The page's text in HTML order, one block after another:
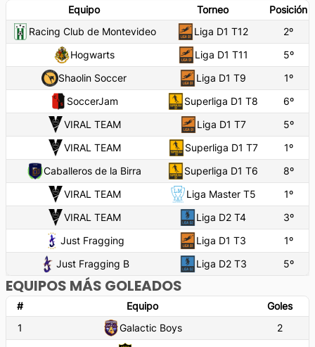
Equipo Torneo
Posición
Racing Club de Montevideo
Liga D1 T12 2º
Hogwarts
Liga D1 T11 5º
Shaolin Soccer
Liga D1 T9 1º
SoccerJam
Superliga D1 T8 6º
VIRAL TEAM
Liga D1 T7 5º
VIRAL TEAM
Superliga D1 T7 1º
Caballeros de la Birra
Superliga D1 T6 8º
VIRAL TEAM
Liga Master T5 1º
VIRAL TEAM
Liga D2 T4 3º
Just Fragging
Liga D1 T3 1º
Just Fragging B
Liga D2 T3 5º
EQUIPOS MÁS GOLEADOS
# Equipo
Goles
1
Galactic Boys
2